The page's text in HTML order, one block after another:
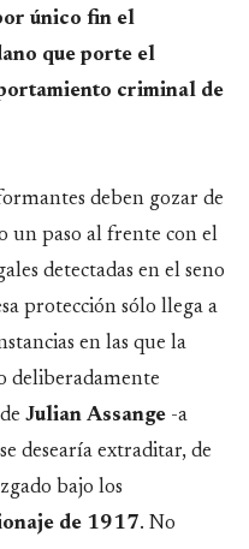
único fin el
que porte el
criminal de
deben gozar de
un paso al frente con el
detectadas en el seno
protección sólo llega a
en las que la
deliberadamente
Julian Assange -a
desearía extraditar, de
bajo los
de 1917. No